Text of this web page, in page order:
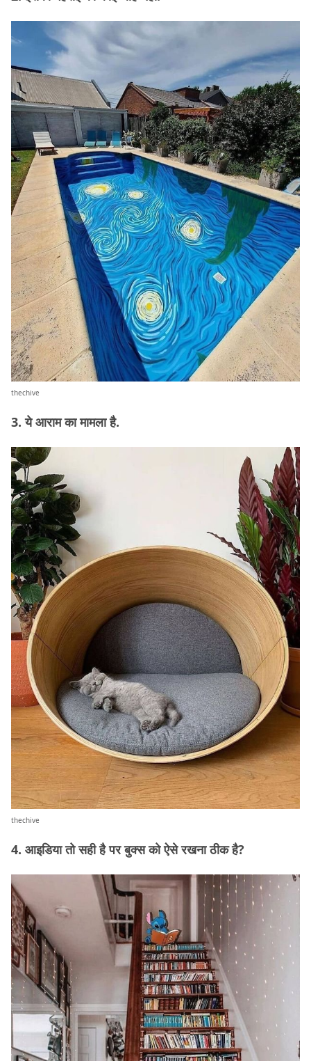
thechive
3. ये आराम का मामला है.
thechive
4. आइडिया तो सही है पर बुक्स को ऐसे रखना ठीक है?